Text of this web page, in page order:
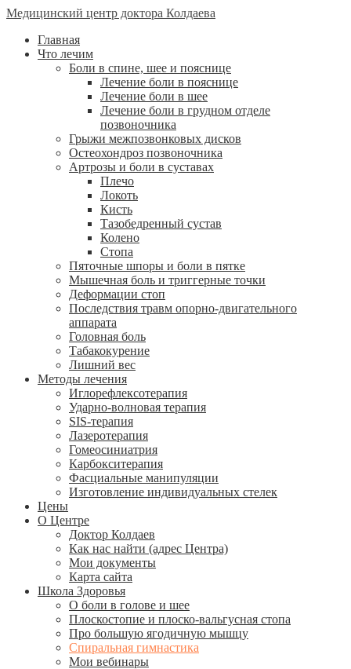
Медицинский центр доктора Колдаева
Главная
Что лечим
Боли в спине, шее и пояснице
Лечение боли в пояснице
Лечение боли в шее
Лечение боли в грудном отделе
позвоночника
Грыжи межпозвонковых дисков
Остеохондроз позвоночника
Артрозы и боли в суставах
Плечо
Локоть
Кисть
Тазобедренный сустав
Колено
Стопа
Пяточные шпоры и боли в пятке
Мышечная боль и триггерные точки
Деформации стоп
Последствия травм опорно-двигательного
аппарата
Головная боль
Табакокурение
Лишний вес
Методы лечения
Иглорефлексотерапия
Ударно-волновая терапия
SIS-терапия
Лазеротерапия
Гомеосиниатрия
Карбокситерапия
Фасциальные манипуляции
Изготовление индивидуальных стелек
Цены
О Центре
Доктор Колдаев
Как нас найти (адрес Центра)
Мои документы
Карта сайта
Школа Здоровья
О боли в голове и шее
Плоскостопие и плоско-вальгусная стопа
Про большую ягодичную мышцу
Спиральная гимнастика
Мои вебинары